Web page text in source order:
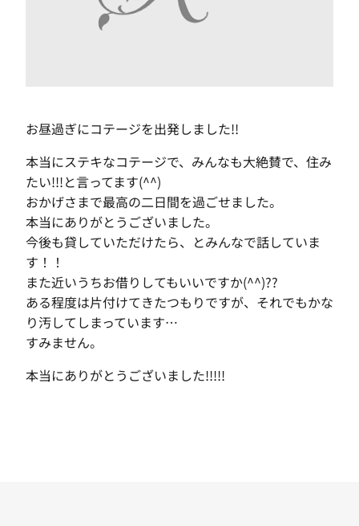
お昼過ぎにコテージを出発しました!!
本当にステキなコテージで、みんなも大絶賛で、住み
たい!!!と言ってます(^^)
おかげさまで最高の二日間を過ごせました。
本当にありがとうございました。
今後も貸していただけたら、とみんなで話していま
す！！
また近いうちお借りしてもいいですか(^^)??
ある程度は片付けてきたつもりですが、それでもかな
り汚してしまっています…
すみません。
本当にありがとうございました!!!!!